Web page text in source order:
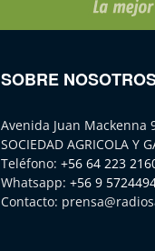
SOBRE
Avenida Juan Mackenna
SOCIEDAD AGRICOLA Y
Teléfono: +56 64 223
Whatsapp: +56 9
Contacto: